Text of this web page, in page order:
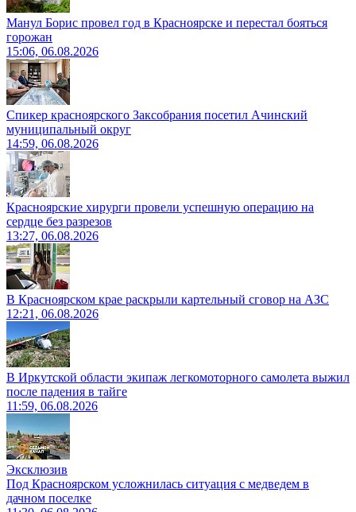
Манул Борис провел год в Красноярске и перестал бояться
горожан
15:06, 06.08.2026
Спикер красноярского Заксобрания посетил Ачинский
муниципальный округ
14:59, 06.08.2026
Красноярские хирурги провели успешную операцию на
сердце без разрезов
13:27, 06.08.2026
В Красноярском крае раскрыли картельный сговор на АЗС
12:21, 06.08.2026
В Иркутской области экипаж легкомоторного самолета выжил
после падения в тайге
11:59, 06.08.2026
Эксклюзив
Под Красноярском усложнилась ситуация с медведем в
дачном поселке